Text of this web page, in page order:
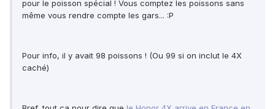
pour le poisson spécial ! Vous comptez les poissons sans
même vous rendre compte les gars... :P
Pour info, il y avait 98 poissons ! (Ou 99 si on inclut le 4X
caché)